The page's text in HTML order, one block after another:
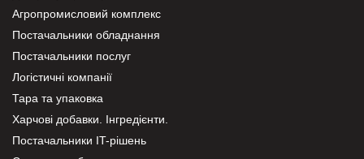
Агропромисловий комплекс
Постачальники обладнання
Постачальники послуг
Логістичні компанії
Тара та упаковка
Харчові добавки. Інгредієнти.
Постачальники IT-рішень